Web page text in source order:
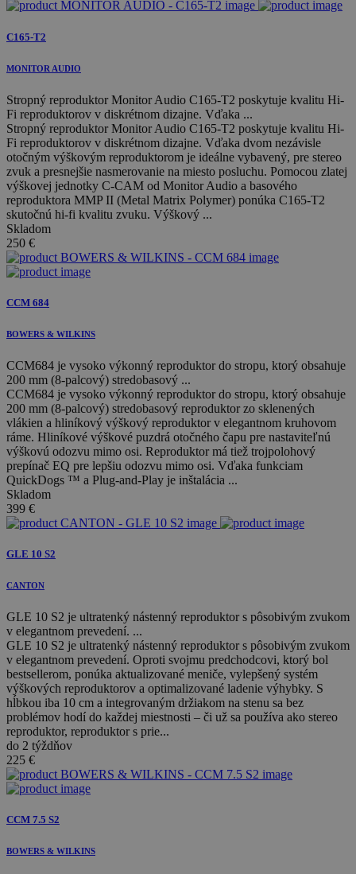
C165-T2
MONITOR AUDIO
Stropný reproduktor Monitor Audio C165-T2 poskytuje kvalitu Hi-
Fi reproduktorov v diskrétnom dizajne. Vďaka ...
Stropný reproduktor Monitor Audio C165-T2 poskytuje kvalitu Hi-
Fi reproduktorov v diskrétnom dizajne. Vďaka dvom nezávisle
otočným výškovým reproduktorom je ideálne vybavený, pre stereo
zvuk a presnejšie nasmerovanie na miesto posluchu. Pomocou zlatej
výškovej jednotky C-CAM od Monitor Audio a basového
reproduktora MMP II (Metal Matrix Polymer) ponúka C165-T2
skutočnú hi-fi kvalitu zvuku. Výškový ...
Skladom
250 €
CCM 684
BOWERS & WILKINS
CCM684 je vysoko výkonný reproduktor do stropu, ktorý obsahuje
200 mm (8-palcový) stredobasový ...
CCM684 je vysoko výkonný reproduktor do stropu, ktorý obsahuje
200 mm (8-palcový) stredobasový reproduktor zo sklenených
vlákien a hliníkový výškový reproduktor v elegantnom kruhovom
ráme. Hliníkové výškové puzdrá otočného čapu pre nastaviteľnú
výškovú odozvu mimo osi. Reproduktor má tiež trojpolohový
prepínač EQ pre lepšiu odozvu mimo osi. Vďaka funkciam
QuickDogs ™ a Plug-and-Play je inštalácia ...
Skladom
399 €
GLE 10 S2
CANTON
GLE 10 S2 je ultratenký nástenný reproduktor s pôsobivým zvukom
v elegantnom prevedení. ...
GLE 10 S2 je ultratenký nástenný reproduktor s pôsobivým zvukom
v elegantnom prevedení. Oproti svojmu predchodcovi, ktorý bol
bestsellerom, ponúka aktualizované meniče, vylepšený systém
výškových reproduktorov a optimalizované ladenie výhybky. S
hĺbkou iba 10 cm a integrovaným držiakom na stenu sa bez
problémov hodí do každej miestnosti – či už sa používa ako stereo
reproduktor, reproduktor s prie...
do 2 týždňov
225 €
CCM 7.5 S2
BOWERS & WILKINS